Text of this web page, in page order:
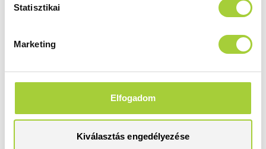
Statisztikai
Marketing
Elfogadom
Kiválasztás engedélyezése
10078100-54-
DWS 110 B
1100
Üvegszín
Profilszín
fekete